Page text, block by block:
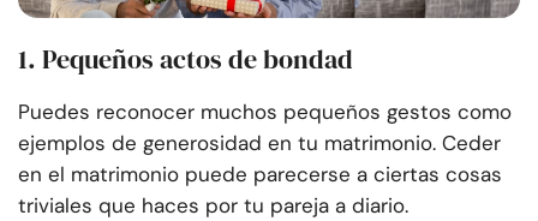
1. Pequeños actos de bondad
Puedes reconocer muchos pequeños gestos como
ejemplos de generosidad en tu matrimonio. Ceder
en el matrimonio puede parecerse a ciertas cosas
triviales que haces por tu pareja a diario.